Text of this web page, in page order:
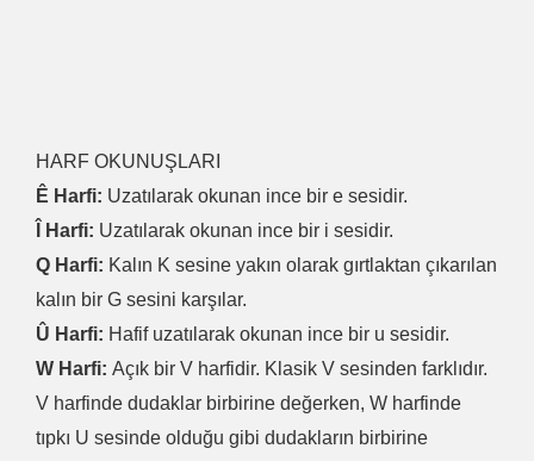
HARF OKUNUŞLARI
Ê Harfi: Uzatılarak okunan ince bir e sesidir.
Î Harfi: Uzatılarak okunan ince bir i sesidir.
Q Harfi: Kalın K sesine yakın olarak gırtlaktan çıkarılan
kalın bir G sesini karşılar.
Û Harfi: Hafif uzatılarak okunan ince bir u sesidir.
W Harfi: Açık bir V harfidir. Klasik V sesinden farklıdır.
V harfinde dudaklar birbirine değerken, W harfinde
tıpkı U sesinde olduğu gibi dudakların birbirine